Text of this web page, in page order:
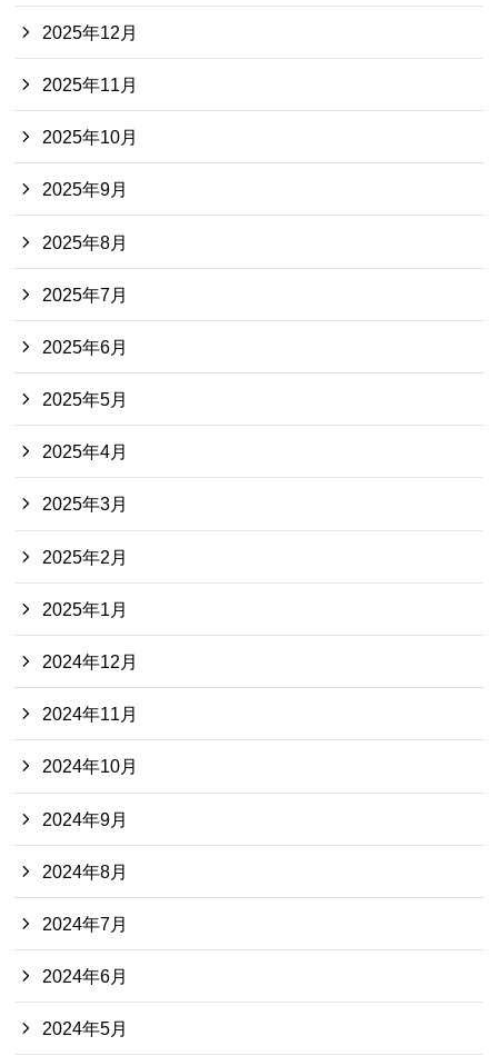
2025年12月
2025年11月
2025年10月
2025年9月
2025年8月
2025年7月
2025年6月
2025年5月
2025年4月
2025年3月
2025年2月
2025年1月
2024年12月
2024年11月
2024年10月
2024年9月
2024年8月
2024年7月
2024年6月
2024年5月